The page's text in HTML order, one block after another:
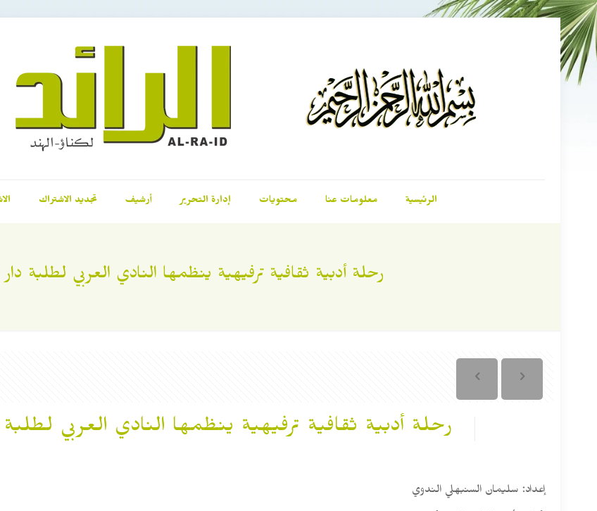
الرئيسية معلومات عنا محتويات إدارة التحرير أرشيف تجديد الاشتراك
رحلة أدبية ثقافية ترفيهية ينظمها النادي العربي لطلبة
رحلة أدبية ثقافية ترفيهية ينظمها النادي العربي لطلبة
إعداد: سليمان السنبهلي الندوي